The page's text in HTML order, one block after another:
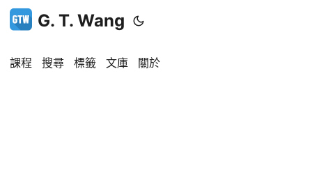
G. T. Wang
課程 搜尋 標籤 文庫 關於